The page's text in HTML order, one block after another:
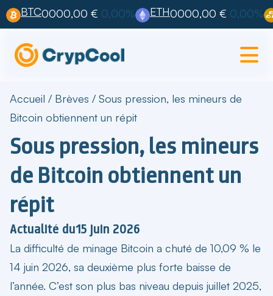
BTC0000,00 € 0,00% ETH0000,00 € 0,00%
Accueil / Brèves / Sous pression, les mineurs de
Bitcoin obtiennent un répit
Sous pression, les mineurs
de Bitcoin obtiennent un
répit
Actualité du15 juin 2026
La difficulté de minage Bitcoin a chuté de 10,09 % le
14 juin 2026, sa deuxième plus forte baisse de
l’année. C’est son plus bas niveau depuis juillet 2025,